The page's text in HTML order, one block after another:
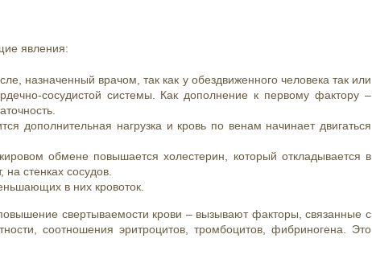
явления:
назначенный врачом, так как у обездвиженного человека так или
сосудистой системы. Как дополнение к первому фактору –
дополнительная нагрузка и кровь по венам начинает двигаться
обмене повышается холестерин, который откладывается в
стенках сосудов.
в них кровоток.
свертываемости крови – вызывают факторы, связанные с
соотношения эритроцитов, тромбоцитов, фибриногена. Это